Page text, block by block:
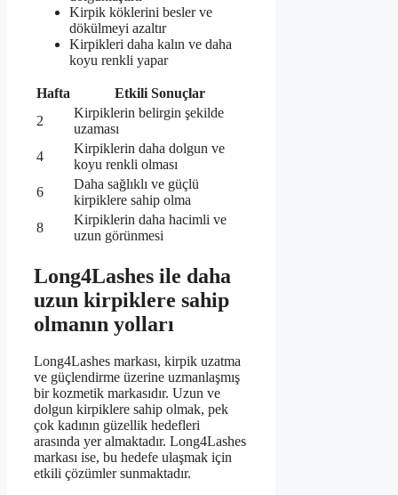
Kirpik köklerini besler ve
dökülmeyi azaltır
Kirpikleri daha kalın ve daha
koyu renkli yapar
Hafta
Etkili Sonuçlar
2
Kirpiklerin belirgin şekilde
uzaması
4
Kirpiklerin daha dolgun ve
koyu renkli olması
6
Daha sağlıklı ve güçlü
kirpiklere sahip olma
8
Kirpiklerin daha hacimli ve
uzun görünmesi
Long4Lashes ile daha
uzun kirpiklere sahip
olmanın yolları
Long4Lashes markası, kirpik uzatma
ve güçlendirme üzerine uzmanlaşmış
bir kozmetik markasıdır. Uzun ve
dolgun kirpiklere sahip olmak, pek
çok kadının güzellik hedefleri
arasında yer almaktadır. Long4Lashes
markası ise, bu hedefe ulaşmak için
etkili çözümler sunmaktadır.